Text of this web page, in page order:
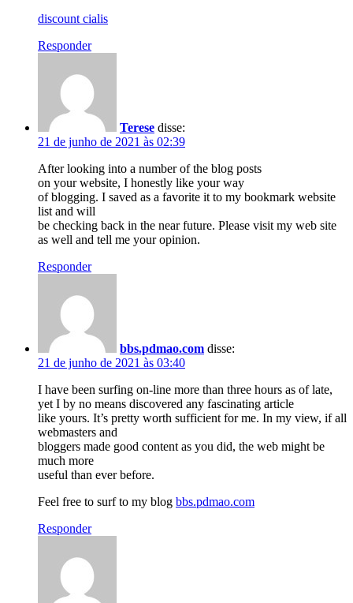
discount cialis
Responder
Terese disse:
21 de junho de 2021 às 02:39
After looking into a number of the blog posts
on your website, I honestly like your way
of blogging. I saved as a favorite it to my bookmark website
list and will
be checking back in the near future. Please visit my web site
as well and tell me your opinion.
Responder
bbs.pdmao.com disse:
21 de junho de 2021 às 03:40
I have been surfing on-line more than three hours as of late,
yet I by no means discovered any fascinating article
like yours. It’s pretty worth sufficient for me. In my view, if all
webmasters and
bloggers made good content as you did, the web might be
much more
useful than ever before.
Feel free to surf to my blog bbs.pdmao.com
Responder